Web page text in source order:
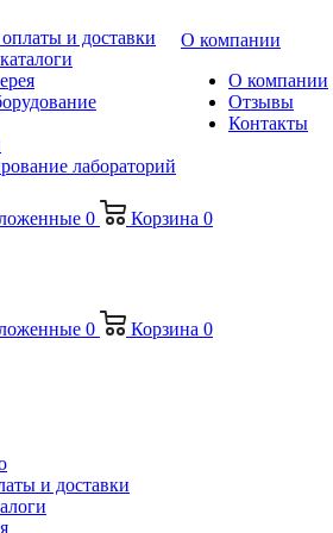
и доставки
лабораторий
О компании
О компании
Отзывы
Контакты
0 Корзина 0
0 Корзина 0
и доставки